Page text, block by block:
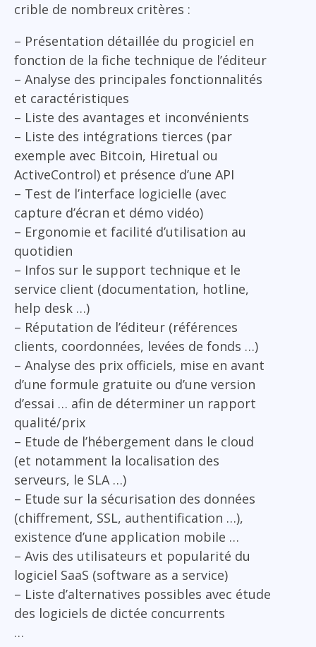
crible de nombreux critères :
– Présentation détaillée du progiciel en
fonction de la fiche technique de l’éditeur
– Analyse des principales fonctionnalités
et caractéristiques
– Liste des avantages et inconvénients
– Liste des intégrations tierces (par
exemple avec Bitcoin, Hiretual ou
ActiveControl) et présence d’une API
– Test de l’interface logicielle (avec
capture d’écran et démo vidéo)
– Ergonomie et facilité d’utilisation au
quotidien
– Infos sur le support technique et le
service client (documentation, hotline,
help desk …)
– Réputation de l’éditeur (références
clients, coordonnées, levées de fonds …)
– Analyse des prix officiels, mise en avant
d’une formule gratuite ou d’une version
d’essai … afin de déterminer un rapport
qualité/prix
– Etude de l’hébergement dans le cloud
(et notamment la localisation des
serveurs, le SLA …)
– Etude sur la sécurisation des données
(chiffrement, SSL, authentification …),
existence d’une application mobile …
– Avis des utilisateurs et popularité du
logiciel SaaS (software as a service)
– Liste d’alternatives possibles avec étude
des logiciels de dictée concurrents
…